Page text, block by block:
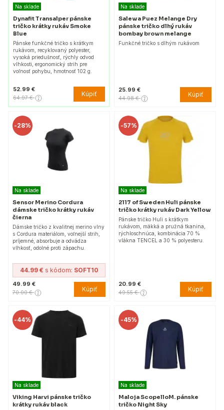
Na sklade
Dynafit Transalper pánske
tričko krátky rukáv Smoke
Blue
Pánske funkčné tričko s krátkym
rukávom, recyklovaný polyester,
vysoká priedušnosť, rýchly odvod
vlhkosti, ergonomický strih pre
voľnosť pohybu, hmotnosť 102 g.
52.99 €
64.97 € Kúpiť
Na sklade
Salewa Puez Melange Dry
pánske tričko dlhý rukáv
bombay brown melange
Funkčné tričko s dlhým rukávom
25.99 €
44.98 € Kúpiť
-28%
Na sklade
Sensor Merino Cordura
dámske tričko krátky rukáv
čierna
Dámske tričko z kvalitnej merino vlny
s Cordura materiálom, voľnejší strih,
príjemné, absorbuje a odvádza
vlhkosť, odolné proti zápachu.
44.99 € s kódom: SOFT10
49.99 €
70.00 € Kúpiť
-57%
Na sklade
2117 of Sweden Huli pánske
tričko krátky rukáv Dark Yellow
Pánske tričko Huli s krátkym
rukávom, mäkká a pružná tkanina,
rýchloschnúca, kombinácia 70 %
vlákna TENCEL a 30 % polyesteru.
20.99 €
49.55 € Kúpiť
-44%
Na sklade
Viking Harvi pánske tričko
krátky rukáv black
-45%
Na sklade
Maloja ScopelloM. pánske
tričko Night Sky